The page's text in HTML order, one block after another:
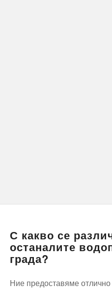
С какво се
останалите
града?
Ние предоставяме